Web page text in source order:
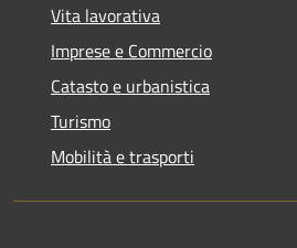
Vita lavorativa
Imprese e Commercio
Catasto e urbanistica
Turismo
Mobilità e trasporti